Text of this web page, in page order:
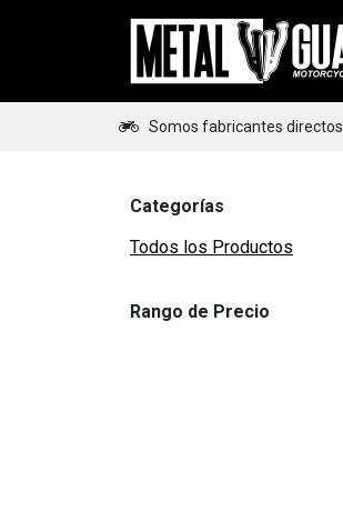
Ir al contenido
Somos fabricantes directos
Categorías
Todos los Productos
Rango de Precio